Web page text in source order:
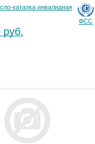
ФСС
каталка инвалидная
руб.